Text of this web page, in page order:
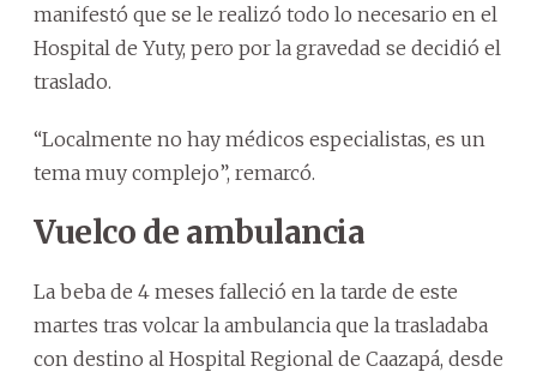
manifestó que se le realizó todo lo necesario en el
Hospital de Yuty, pero por la gravedad se decidió el
traslado.
“Localmente no hay médicos especialistas, es un
tema muy complejo”, remarcó.
Vuelco de ambulancia
La beba de 4 meses falleció en la tarde de este
martes tras volcar la ambulancia que la trasladaba
con destino al Hospital Regional de Caazapá, desde